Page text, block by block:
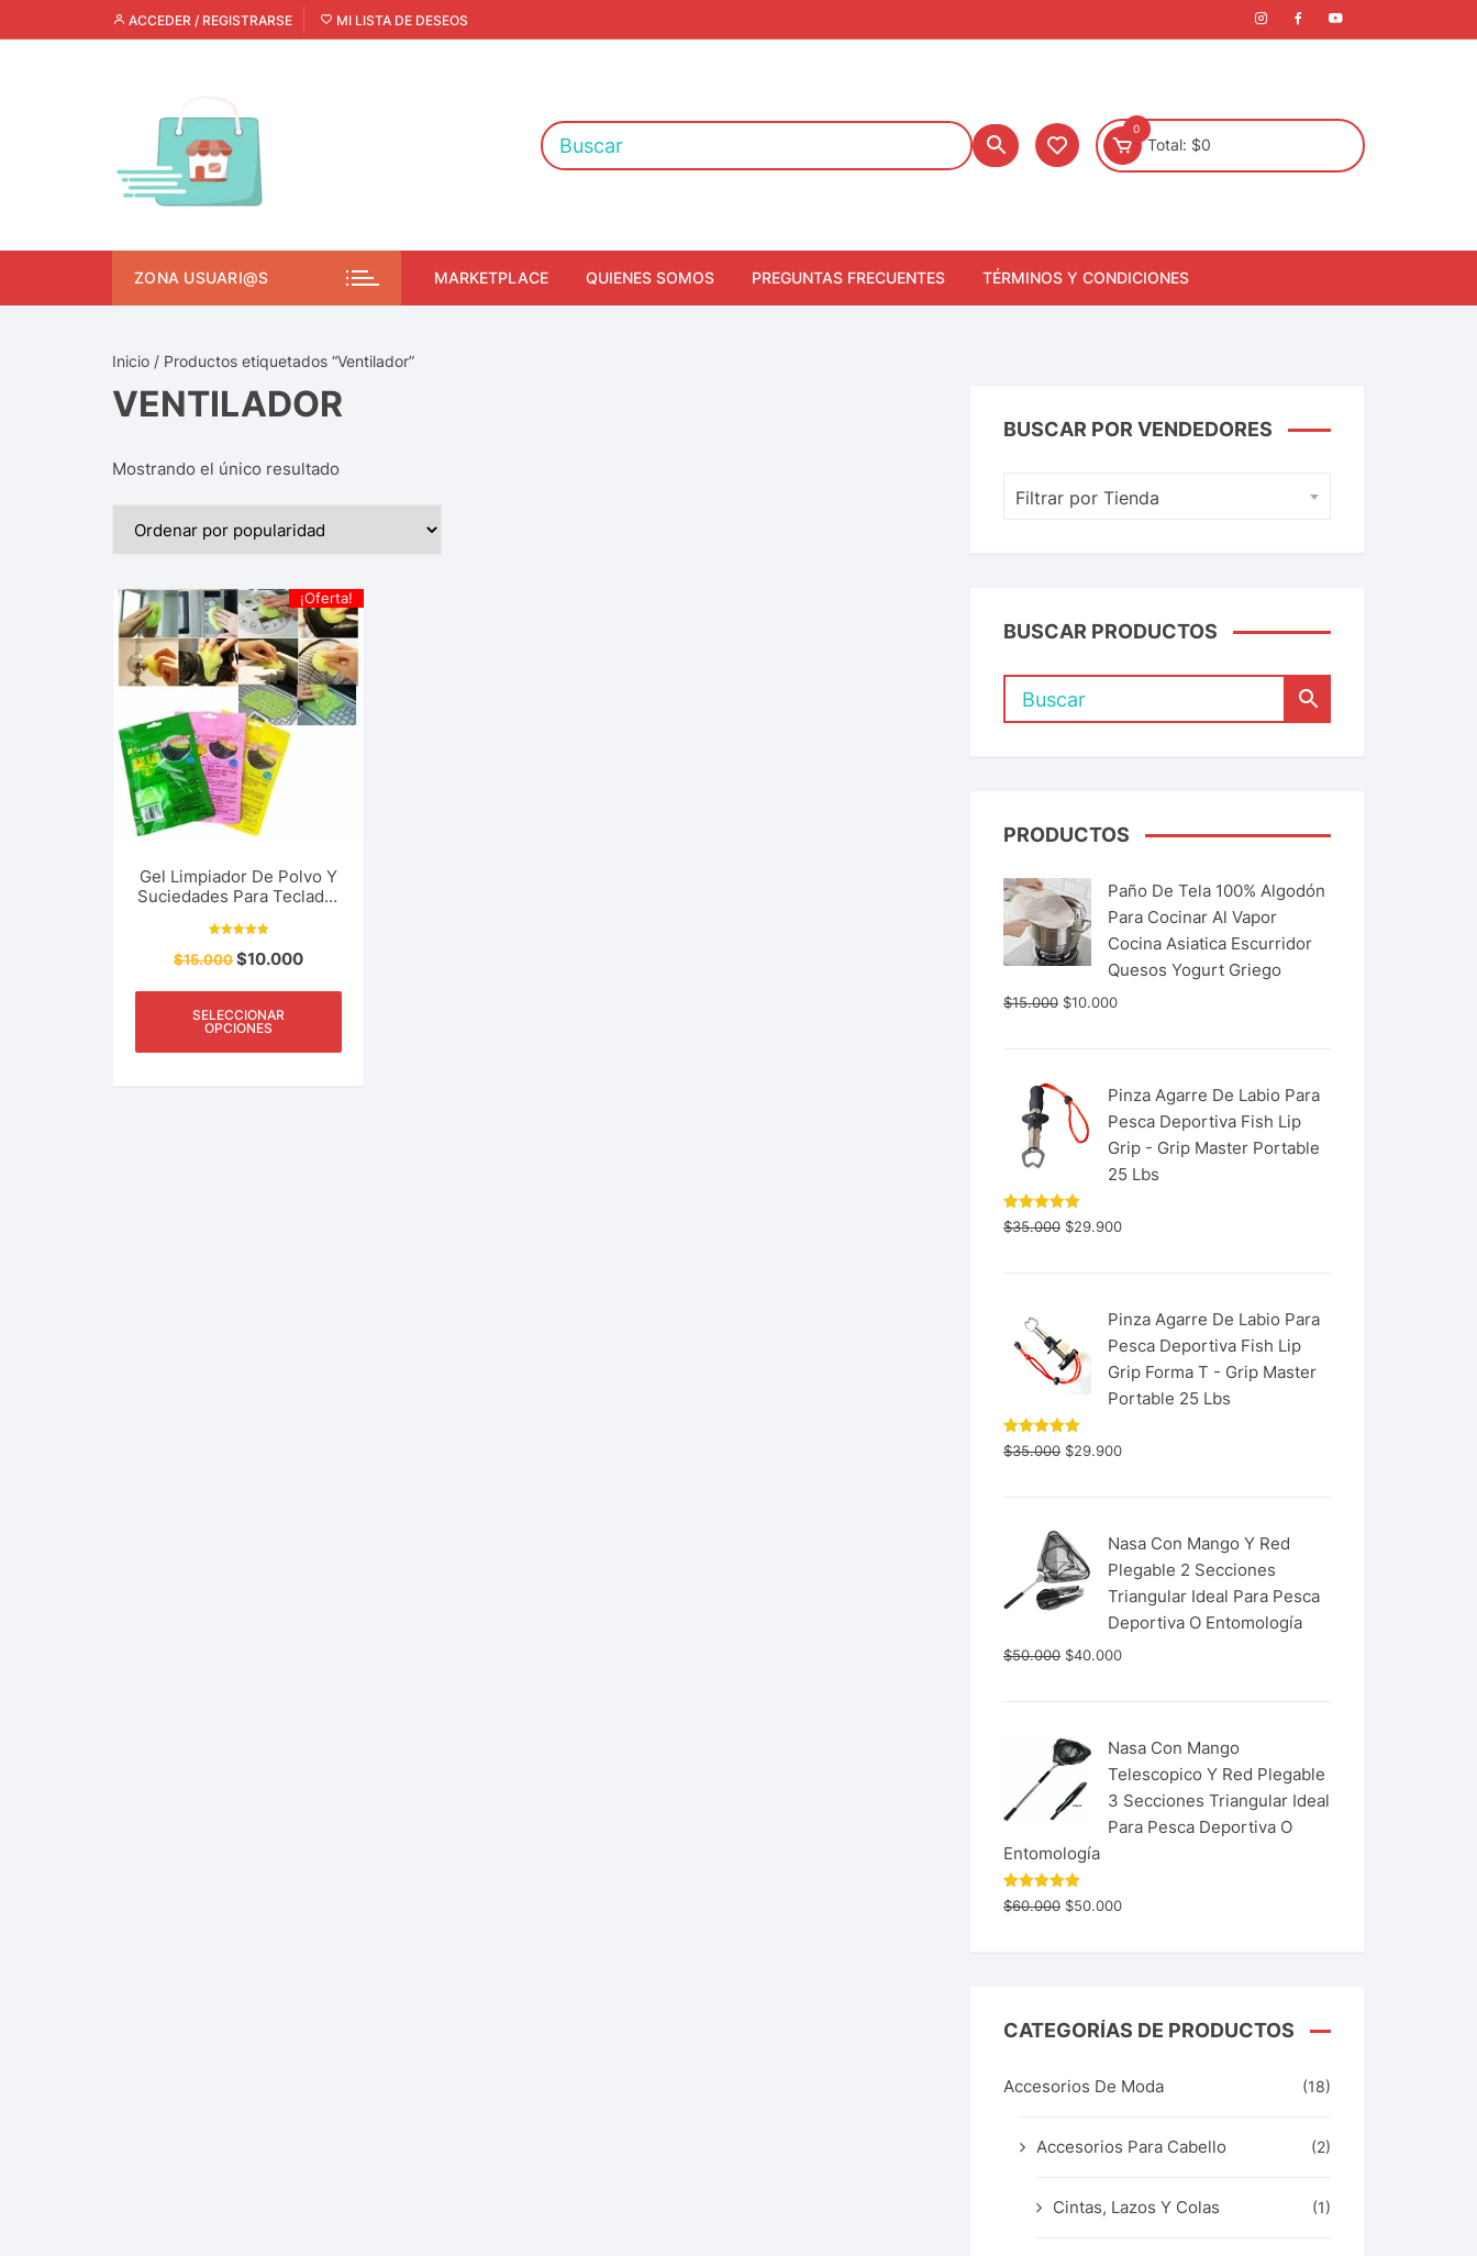
ACCEDER / REGISTRARSE MI LISTA DE DESEOS
0
Total: $0
ZONA USUARI@S MARKETPLACE QUIENES SOMOS PREGUNTAS FRECUENTES TÉRMINOS Y CONDICIONES
Inicio / Productos etiquetados “Ventilador”
VENTILADOR
Mostrando el único resultado
¡Oferta!
Gel Limpiador De Polvo Y
Suciedades Para Teclado,
Hogar y Más…
5.00
de 5
$15.000$10.000
SELECCIONAR
OPCIONES
BUSCAR POR VENDEDORES
Filtrar por Tienda
BUSCAR PRODUCTOS
PRODUCTOS
Paño De Tela 100% Algodón
Para Cocinar Al Vapor
Cocina Asiatica Escurridor
Quesos Yogurt Griego
$15.000 $10.000
Pinza Agarre De Labio Para
Pesca Deportiva Fish Lip
Grip - Grip Master Portable
25 Lbs
Valorado
con 5.00
$35.000 $29.900
Pinza Agarre De Labio Para
Pesca Deportiva Fish Lip
Grip Forma T - Grip Master
Portable 25 Lbs
Valorado
con 5.00
$35.000 $29.900
Nasa Con Mango Y Red
Plegable 2 Secciones
Triangular Ideal Para Pesca
Deportiva O Entomología
$50.000 $40.000
Nasa Con Mango
Telescopico Y Red Plegable
3 Secciones Triangular Ideal
Para Pesca Deportiva O
Entomología
Valorado
con 5.00
$60.000 $50.000
CATEGORÍAS DE PRODUCTOS
Accesorios De Moda (18)
Accesorios Para Cabello (2)
Cintas, Lazos Y Colas (1)